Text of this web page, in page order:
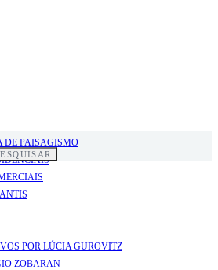
DE PAISAGISMO
POR LÚCIA GUROVITZ
ZOBARAN